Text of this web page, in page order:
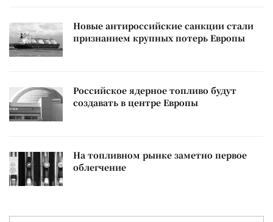
Новые антироссийские санкции стали
признанием крупных потерь Европы
Российское ядерное топливо будут
создавать в центре Европы
На топливном рынке заметно первое
облегчение